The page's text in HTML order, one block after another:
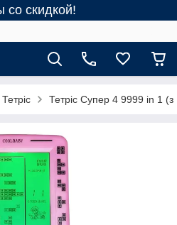
со скидкой!
Тетріс Тетріс Супер 4 9999 in 1